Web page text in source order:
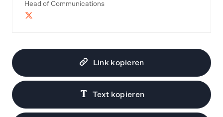
Head of Communications
Link kopieren
Text kopieren